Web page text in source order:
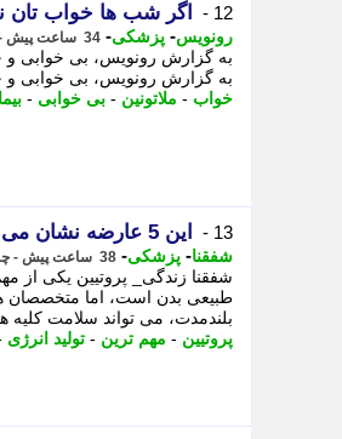
12 - اگر شب ها خواب تان
رونویس- پزشکی- 34 ساعت پیش - پنجشنبه 15 مرداد 1405، 03:18
به گزارش رونویس، بی خوابی
به گزارش رونویس، بی خوابی
خواب - ملاتونین - بی خوابی -
13 - این 5 عارضه نشان می دهد پروتیین را بیش از حد مصرف کرده اید
شفقنا- پزشکی- 38 ساعت پیش - چهارشنبه 14 مرداد 1405، 23:30
شفقنا زندگی_ پروتیین یکی از
طبیعی بدن است، اما متخصصان
بلندمدت، می تواند سلامت کلیه
پروتیین - مهم ترین - تولید انرژی